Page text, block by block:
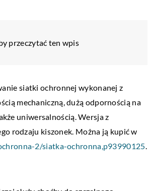
przeczytać ten wpis
siatki ochronnej wykonanej z
mechaniczną, dużą odpornością na
uniwersalnością. Wersja z
rodzaju kiszonek. Można ją kupić w
2/siatka-ochronna,p93990125.
23 października 2022
Jakich naklejek użyć do dekoracji sypialni?